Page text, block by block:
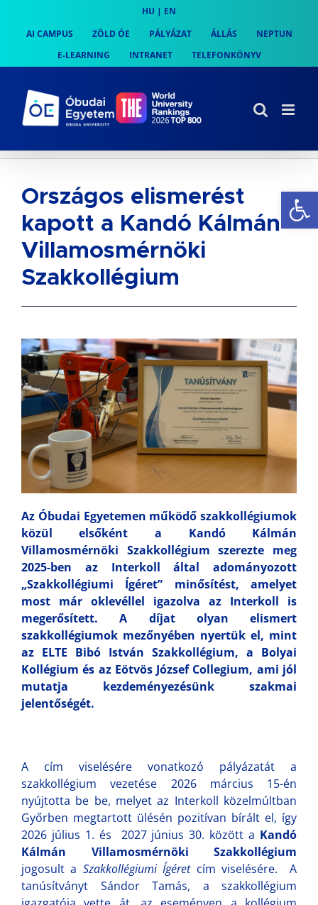
content
HU | EN
AI CAMPUS
ZÖLD ÓE PÁLYÁZAT ÁLLÁS
NEPTUN
E-LEARNING
INTRANET TELEFONKÖNYV
Országos elismerést
kapott a Kandó Kálmán
Villamosmérnöki
Szakkollégium
Az Óbudai Egyetemen működő szakkollégiumok
közül elsőként a Kandó Kálmán
Villamosmérnöki Szakkollégium szerezte meg
2025-ben az Interkoll által adományozott
„Szakkollégiumi Ígéret” minősítést, amelyet
most már oklevéllel igazolva az Interkoll is
megerősített. A díjat olyan elismert
szakkollégiumok mezőnyében nyertük el, mint
az ELTE Bibó István Szakkollégium, a Bolyai
Kollégium és az Eötvös József Collegium, ami jól
mutatja kezdeményezésünk szakmai
jelentőségét.
A cím viselésére vonatkozó pályázatát a
szakkollégium vezetése 2026 március 15-én
nyújtotta be be, melyet az Interkoll közelmúltban
Győrben megtartott ülésén pozitívan bírált el, így
2026 július 1. és 2027 június 30. között a Kandó
Kálmán Villamosmérnöki Szakkollégium
jogosult a Szakkollégiumi Ígéretcím viselésére. A
tanúsítványt Sándor Tamás, a szakkollégium